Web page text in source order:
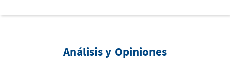
Análisis y Opiniones